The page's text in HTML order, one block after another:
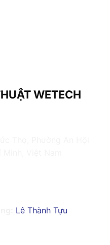
WETECH
Lê Thành Tựu